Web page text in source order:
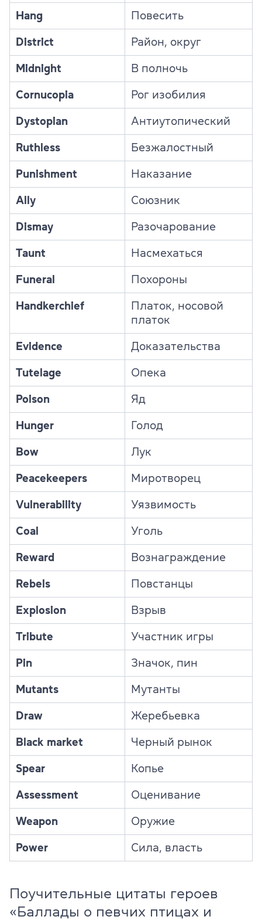
Hang Повесить
District Район, округ
Midnight В полночь
Cornucopia Рог изобилия
Dystopian Антиутопический
Ruthless Безжалостный
Punishment Наказание
Ally Союзник
Dismay Разочарование
Taunt Насмехаться
Funeral Похороны
Handkerchief
Платок, носовой
платок
Evidence Доказательства
Tutelage Опека
Poison Яд
Hunger Голод
Bow Лук
Peacekeepers Миротворец
Vulnerability Уязвимость
Coal Уголь
Reward Вознаграждение
Rebels Повстанцы
Explosion Взрыв
Tribute Участник игры
Pin Значок, пин
Mutants Мутанты
Draw Жеребьевка
Black market Черный рынок
Spear Копье
Assessment Оценивание
Weapon Оружие
Power Сила, власть
Поучительные цитаты героев
«Баллады о певчих птицах и